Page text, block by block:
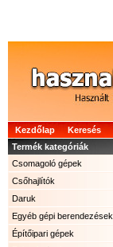
Kezdőlap Keresés
Termék kategóriák
Csomagoló gépek
Csőhajlítók
Daruk
Egyéb gépi berendezések
Építőipari gépek